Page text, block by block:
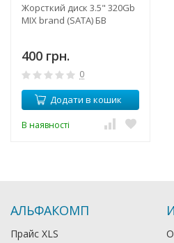
Жорсткий диск 3.5" 320Gb
MIX brand (SATA) БВ
400 грн.
0
Додати в кошик
В наявності
АЛЬФАКОМП
Прайс XLS